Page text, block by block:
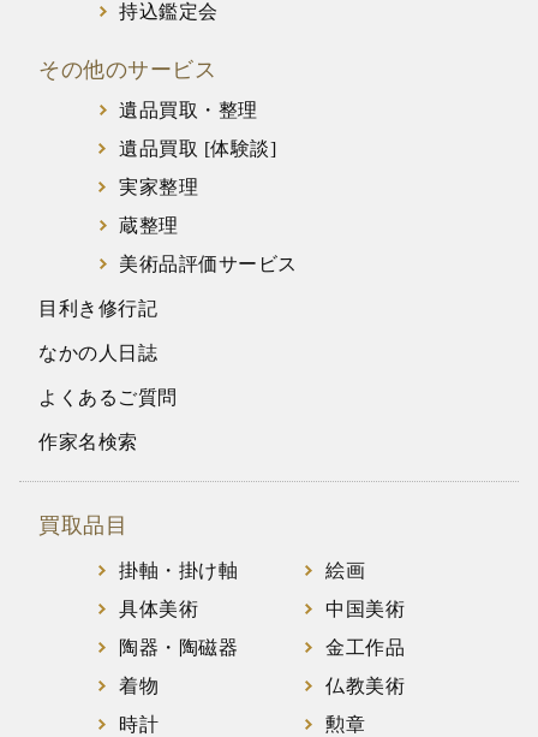
持込鑑定会
その他のサービス
遺品買取・整理
遺品買取 [体験談]
実家整理
蔵整理
美術品評価サービス
目利き修行記
なかの人日誌
よくあるご質問
作家名検索
買取品目
掛軸・掛け軸
絵画
具体美術
中国美術
陶器・陶磁器
金工作品
着物
仏教美術
時計
勲章